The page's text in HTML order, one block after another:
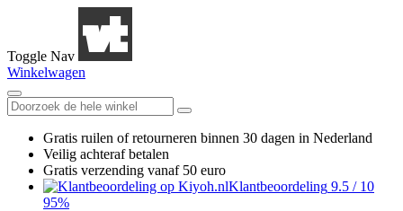
Toggle Nav
Winkelwagen
Gratis ruilen of retourneren binnen 30 dagen in Nederland
Veilig achteraf betalen
Gratis verzending vanaf 50 euro
Klantbeoordeling 9.5 / 10
95%